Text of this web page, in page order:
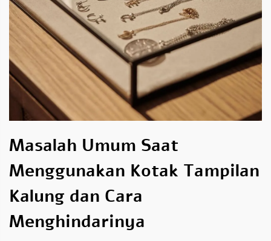
Masalah Umum Saat
Menggunakan Kotak Tampilan
Kalung dan Cara
Menghindarinya